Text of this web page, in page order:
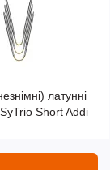
латунні
Short Addi